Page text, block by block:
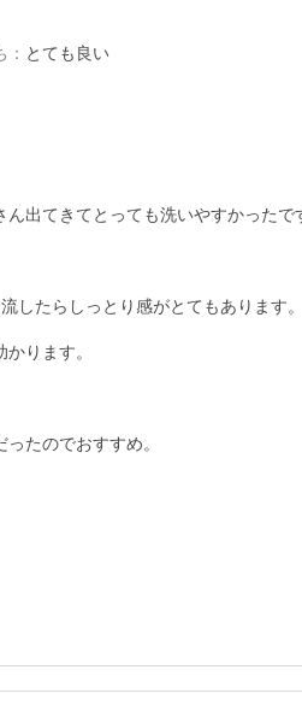
： とても良い
出てきてとっても洗いやすかったで
したらしっとり感がとてもあります。
ります。
たのでおすすめ。